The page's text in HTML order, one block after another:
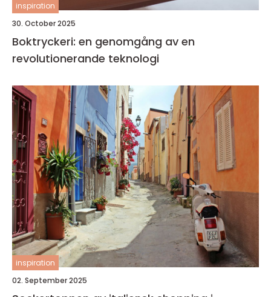
inspiration
30. October 2025
Boktryckeri: en genomgång av en
revolutionerande teknologi
inspiration
02. September 2025